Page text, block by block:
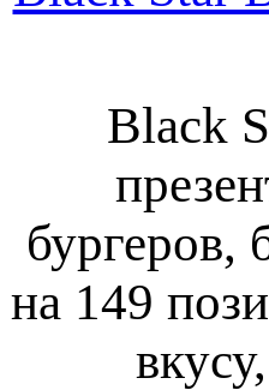
Black
бургеров,
на 149